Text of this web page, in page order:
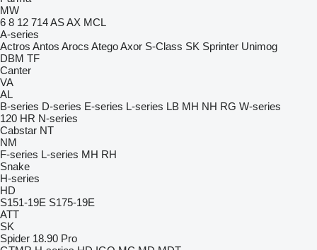
MW
6 8 12 714ASAX MCL
A-series
Actros Antos Arocs AtegoAxor S-Class SK Sprinter Unimog
DBM TF
Canter
VA
AL
B-series D-series E-series L-series LB MH NH RG W-series
120 HR N-series
Cabstar NT
NM
F-series L-series MH RH
Snake
H-series
HD
S151-19E S175-19E
ATT
SK
Spider 18.90 Pro